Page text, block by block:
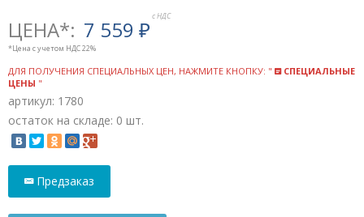
ЦЕНА*: 7 559 ₽
*Цена с учетом НДС 22%
ДЛЯ ПОЛУЧЕНИЯ СПЕЦИАЛЬНЫХ ЦЕН, НАЖМИТЕ КНОПКУ: "
СПЕЦИАЛЬНЫЕ
ЦЕНЫ "
артикул: 1780
остаток на складе: 0 шт.
Предзаказ